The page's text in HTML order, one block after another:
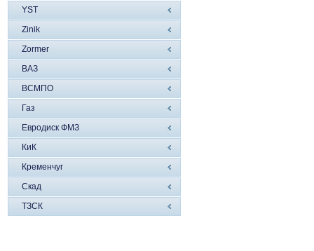
YST
Zinik
Zormer
ВАЗ
ВСМПО
Газ
Евродиск ФМЗ
КиК
Кременчуг
Скад
ТЗСК